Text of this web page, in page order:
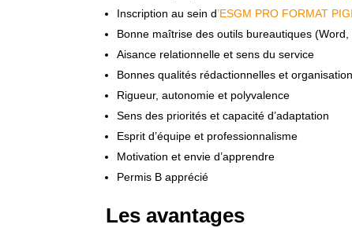
Inscription au sein d’ESGM PRO FORMAT
Bonne maîtrise des outils bureautiques (Word,
Aisance relationnelle et sens du service
Bonnes qualités rédactionnelles et
Rigueur, autonomie et polyvalence
Sens des priorités et capacité d’adaptation
Esprit d’équipe et professionnalisme
Motivation et envie d’apprendre
Permis B apprécié
Les avantages